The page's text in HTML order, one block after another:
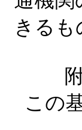
きるも
附
この